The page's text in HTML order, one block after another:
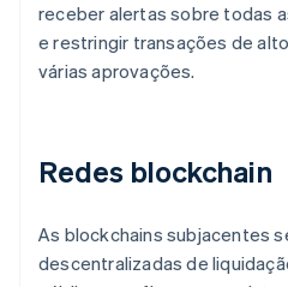
receber alertas sobre todas
e restringir transações de
várias aprovações.
Redes blockchain
As blockchains subjacentes
descentralizadas de